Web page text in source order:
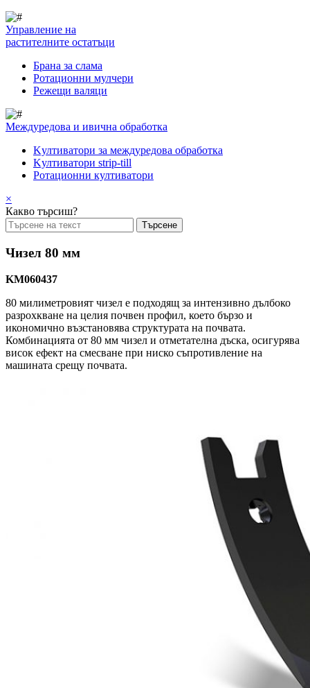
Управление на
растителните остатъци
Брана за слама
Pотационни мулчери
Режещи валяци
Междуредова и ивична обработка
Kултиватори за междуредова обработка
Kултиватори strip-till
Ротационни култиватори
×
Какво търсиш?
Чизел 80 мм
KM060437
80 милиметровият чизел е подходящ за интензивно дълбоко
разрохкване на целия почвен профил, което бързо и
икономично възстановява структурата на почвата.
Комбинацията от 80 мм чизел и отметателна дъска, осигурява
висок ефект на смесване при ниско съпротивление на
машината срещу почвата.